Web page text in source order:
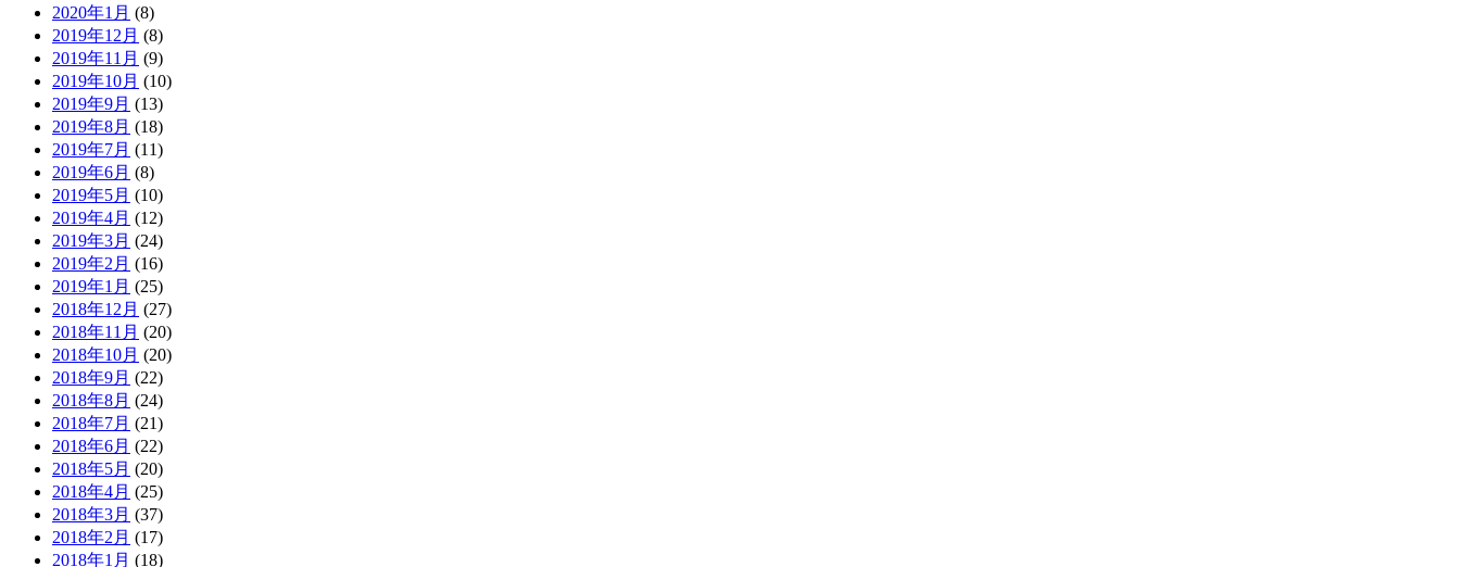
2020年1月 (8)
2019年12月 (8)
2019年11月 (9)
2019年10月 (10)
2019年9月 (13)
2019年8月 (18)
2019年7月 (11)
2019年6月 (8)
2019年5月 (10)
2019年4月 (12)
2019年3月 (24)
2019年2月 (16)
2019年1月 (25)
2018年12月 (27)
2018年11月 (20)
2018年10月 (20)
2018年9月 (22)
2018年8月 (24)
2018年7月 (21)
2018年6月 (22)
2018年5月 (20)
2018年4月 (25)
2018年3月 (37)
2018年2月 (17)
2018年1月 (18)